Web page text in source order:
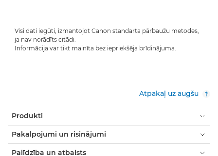
Visi dati iegūti, izmantojot Canon standarta pārbaužu metodes,
ja nav norādīts citādi.
Informācija var tikt mainīta bez iepriekšēja brīdinājuma.
Atpakaļ uz augšu
Produkti
Pakalpojumi un risinājumi
Palīdzība un atbalsts